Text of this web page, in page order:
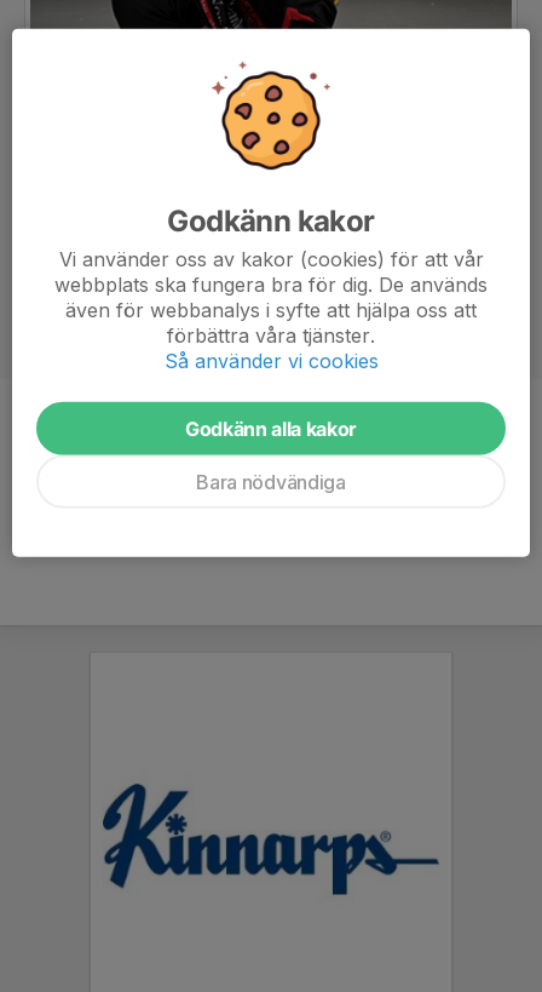
Position
-
Godkänn kakor
Vi använder oss av kakor (cookies) för att vår
webbplats ska fungera bra för dig. De används
även för webbanalys i syfte att hjälpa oss att
förbättra våra tjänster.
Så använder vi cookies
Godkänn alla kakor
Bara nödvändiga